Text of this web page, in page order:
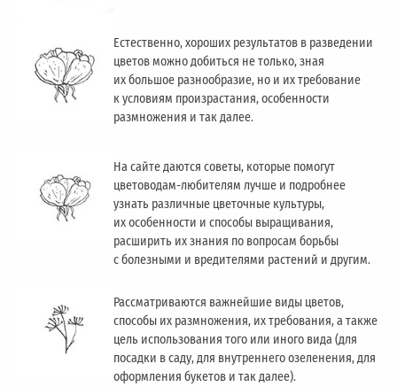
Естественно, хороших результатов в разведении
цветов можно добиться не только, зная
их большое разнообразие, но и их требование
к условиям произрастания, особенности
размножения и так далее.
На сайте даются советы, которые помогут
цветоводам-любителям лучше и подробнее
узнать различные цветочные культуры,
их особенности и способы выращивания,
расширить их знания по вопросам борьбы
с болезными и вредителями растений и другим.
Рассматриваются важнейшие виды цветов,
способы их размножения, их требования, а также
цель использования того или иного вида (для
посадки в саду, для внутреннего озеленения, для
оформления букетов и так далее).